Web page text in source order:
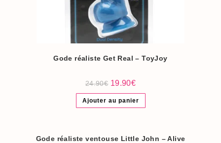
Gode réaliste Get Real – ToyJoy
24.90€ Le
initial
était :
24.90€.
19.90€Le
actuel
est :
19.90€.
Ajouter au panier
Gode réaliste ventouse Little John – Alive